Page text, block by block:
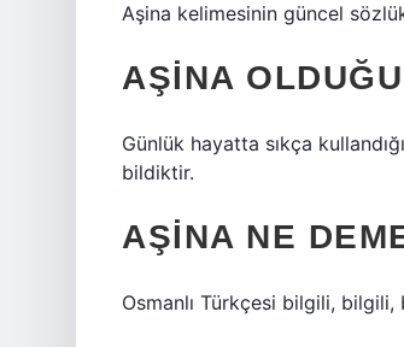
Aşina kelimesinin güncel
AŞINA
Günlük hayatta sıkça
bildiktir.
AŞINA NE
Osmanlı Türkçesi bilgili, bilgili,